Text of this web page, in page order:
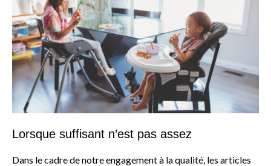
Lorsque suffisant n’est pas assez
Dans le cadre de notre engagement à la qualité, les articles